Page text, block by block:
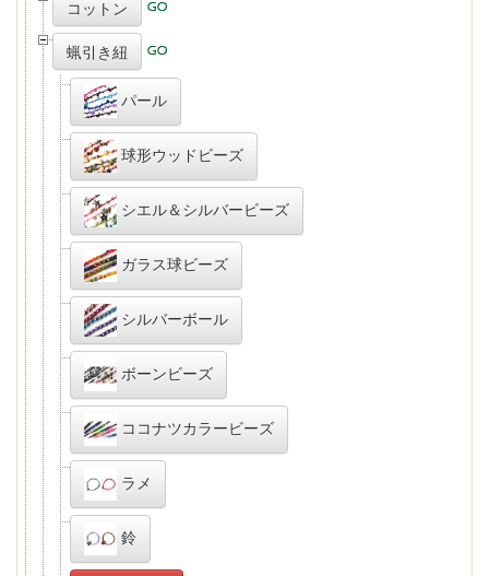
コットン
蝋引き紐
パール
球形ウッドビーズ
シエル＆シルバービーズ
ガラス球ビーズ
シルバーボール
ボーンビーズ
ココナツカラービーズ
ラメ
鈴